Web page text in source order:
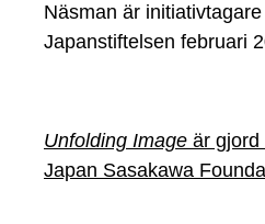
Näsman är
Japanstiftelsen februari
Unfolding Image är gjord
Japan Sasakawa